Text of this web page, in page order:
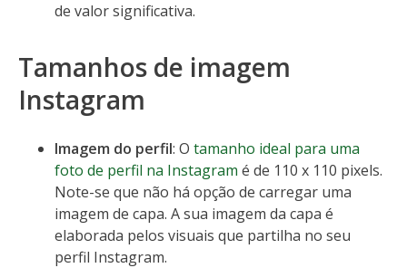
de valor significativa.
Tamanhos de imagem
Instagram
Imagem do perfil: O tamanho ideal para uma
foto de perfil na Instagram é de 110 x 110 pixels.
Note-se que não há opção de carregar uma
imagem de capa. A sua imagem da capa é
elaborada pelos visuais que partilha no seu
perfil Instagram.